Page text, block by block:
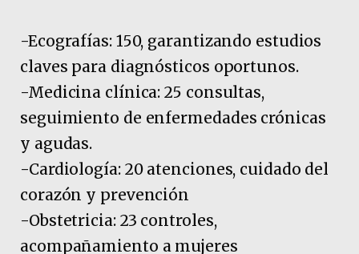
-Ecografías: 150, garantizando estudios
claves para diagnósticos oportunos.
-Medicina clínica: 25 consultas,
seguimiento de enfermedades crónicas
y agudas.
-Cardiología: 20 atenciones, cuidado del
corazón y prevención
-Obstetricia: 23 controles,
acompañamiento a mujeres